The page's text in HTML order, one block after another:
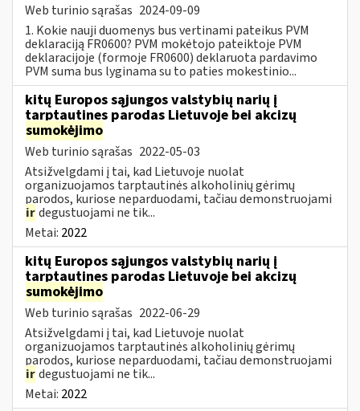
Web turinio sąrašas 2024-09-09
1. Kokie nauji duomenys bus vertinami pateikus PVM
deklaraciją FR0600? PVM mokėtojo pateiktoje PVM
deklaracijoje (formoje FR0600) deklaruota pardavimo
PVM suma bus lyginama su to paties mokestinio...
kitų Europos sąjungos valstybių narių į
tarptautines parodas Lietuvoje bei akcizų
sumokėjimo
Web turinio sąrašas 2022-05-03
Atsižvelgdami į tai, kad Lietuvoje nuolat
organizuojamos tarptautinės alkoholinių gėrimų
parodos, kuriose neparduodami, tačiau demonstruojami
irdegustuojami ne tik...
Metai: 2022
kitų Europos sąjungos valstybių narių į
tarptautines parodas Lietuvoje bei akcizų
sumokėjimo
Web turinio sąrašas 2022-06-29
Atsižvelgdami į tai, kad Lietuvoje nuolat
organizuojamos tarptautinės alkoholinių gėrimų
parodos, kuriose neparduodami, tačiau demonstruojami
irdegustuojami ne tik...
Metai: 2022